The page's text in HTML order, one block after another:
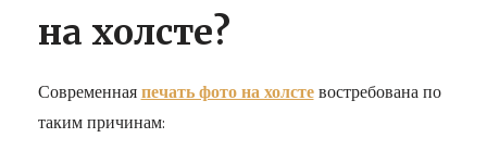
на холсте?
Современнаяпечать фото на холстевостребована по
таким причинам: